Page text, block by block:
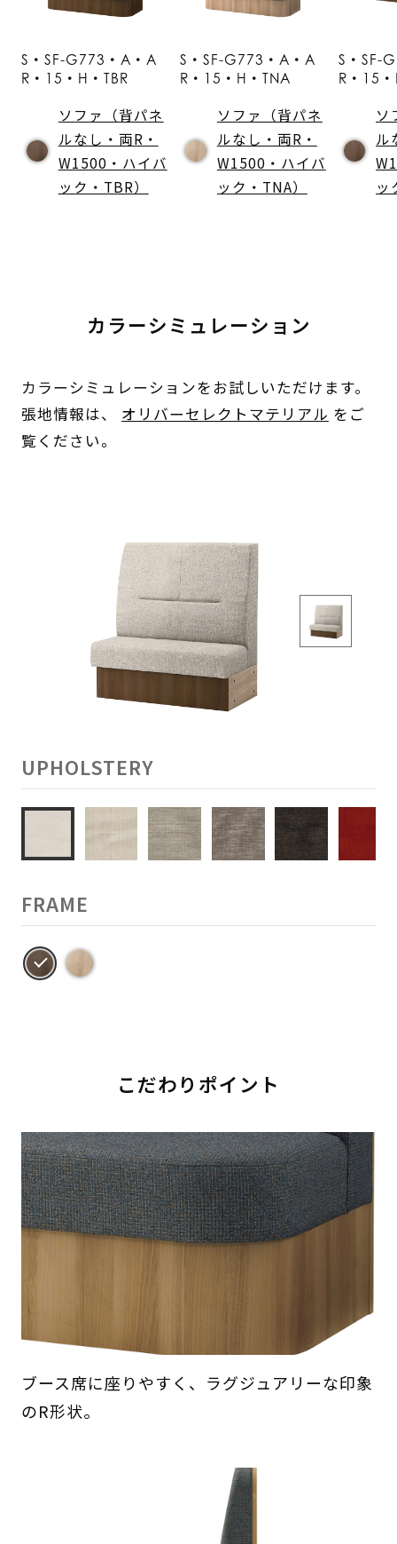
S・SF-G773・A・A
R・15・H・TBR
ソファ（背パネ
ルなし・両R・
W1500・ハイバ
ック・TBR）
S・SF-G773・A・A
R・15・H・TNA
ソファ（背パネ
ルなし・両R・
W1500・ハイバ
ック・TNA）
S・SF-
R・15・
ソ
ル
ッ
カラーシミュレーション
カラーシミュレーションをお試しいただけます。
張地情報は、 オリバーセレクトマテリアル をご
覧ください。
UPHOLSTERY
FRAME
こだわりポイント
ブース席に座りやすく、ラグジュアリーな印象
のR形状。